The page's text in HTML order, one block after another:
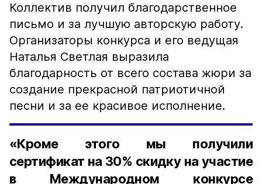
Коллектив получил благодарственное
письмо и за лучшую авторскую работу.
Организаторы конкурса и его ведущая
Наталья Светлая выразила
благодарность от всего состава жюри за
создание прекрасной патриотичной
песни и за ее красивое исполнение.
«Кроме этого мы получили
сертификат на 30% скидку на участие
в Международном конкурсе